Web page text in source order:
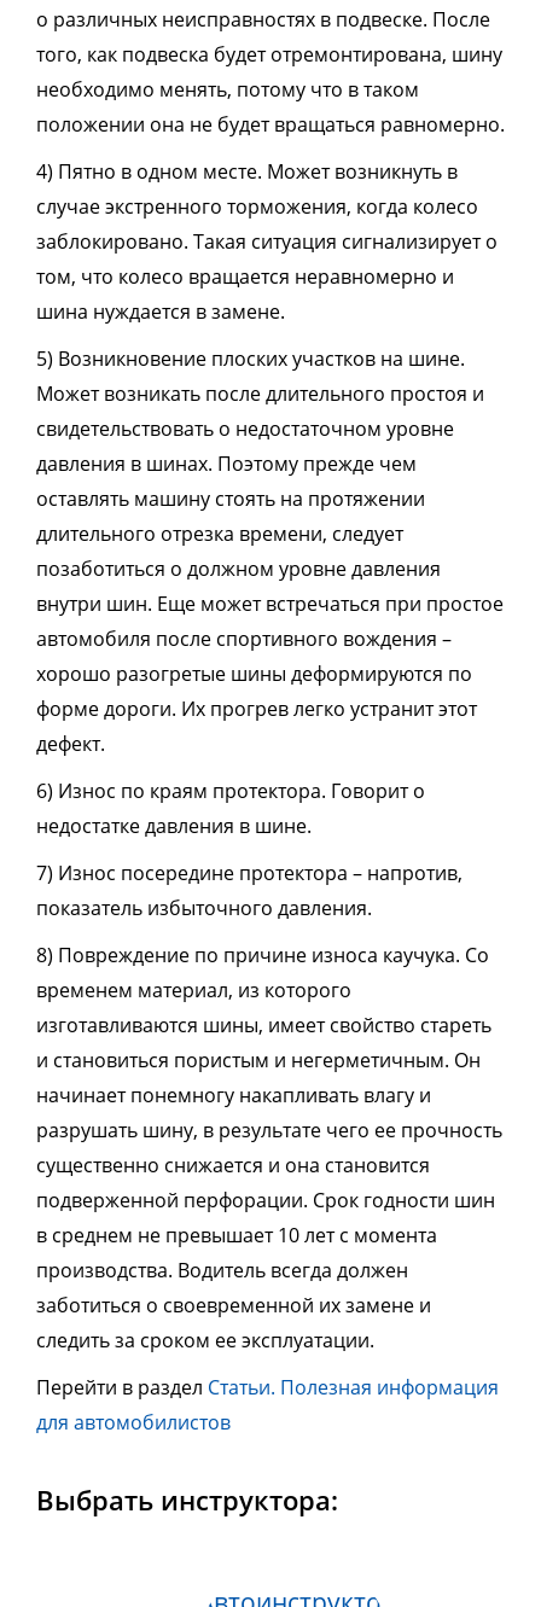
о различных неисправностях в подвеске. После
того, как подвеска будет отремонтирована, шину
необходимо менять, потому что в таком
положении она не будет вращаться равномерно.
4) Пятно в одном месте. Может возникнуть в
случае экстренного торможения, когда колесо
заблокировано. Такая ситуация сигнализирует о
том, что колесо вращается неравномерно и
шина нуждается в замене.
5) Возникновение плоских участков на шине.
Может возникать после длительного простоя и
свидетельствовать о недостаточном уровне
давления в шинах. Поэтому прежде чем
оставлять машину стоять на протяжении
длительного отрезка времени, следует
позаботиться о должном уровне давления
внутри шин. Еще может встречаться при простое
автомобиля после спортивного вождения –
хорошо разогретые шины деформируются по
форме дороги. Их прогрев легко устранит этот
дефект.
6) Износ по краям протектора. Говорит о
недостатке давления в шине.
7) Износ посередине протектора – напротив,
показатель избыточного давления.
8) Повреждение по причине износа каучука. Со
временем материал, из которого
изготавливаются шины, имеет свойство стареть
и становиться пористым и негерметичным. Он
начинает понемногу накапливать влагу и
разрушать шину, в результате чего ее прочность
существенно снижается и она становится
подверженной перфорации. Срок годности шин
в среднем не превышает 10 лет с момента
производства. Водитель всегда должен
заботиться о своевременной их замене и
следить за сроком ее эксплуатации.
Перейти в раздел Статьи. Полезная информация
для автомобилистов
Выбрать инструктора: